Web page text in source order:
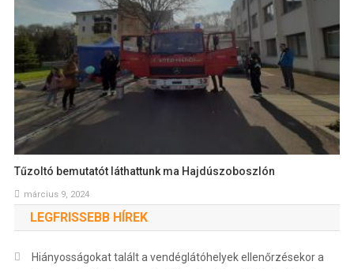
Tűzoltó bemutatót láthattunk ma Hajdúszoboszlón
március 9, 2024
LEGFRISSEBB HÍREK
Hiányosságokat talált a vendéglátóhelyek ellenőrzésekor a